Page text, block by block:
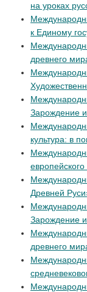
на уроках
к Единому
древнего
Зарождение
культура: в
Древней
Зарождение
древнего